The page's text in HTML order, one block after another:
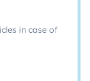
in case of